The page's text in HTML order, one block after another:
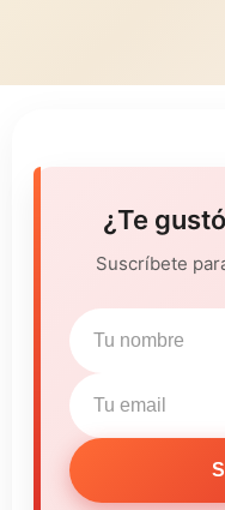
¿Te
Suscríbete